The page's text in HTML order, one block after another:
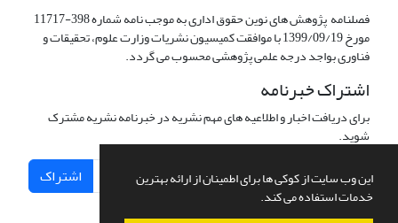
این وب سایت از کوکی ها برای اطمینان از ارائه بهترین
خدمات استفاده می کند.
فصلنامه پژوهش های نوین حقوق اداری به موجب نامه شماره 398-11717
مورخ 1399/09/19 با موافقت کمیسیون نشریات وزارت علوم، تحقیقات و
فناوری بواجد درجه علمی پژوهشی محسوب می گردد.
اشتراک خبرنامه
برای دریافت اخبار و اطلاعیه های مهم نشریه در خبرنامه نشریه مشترک
شوید.
اشتراک